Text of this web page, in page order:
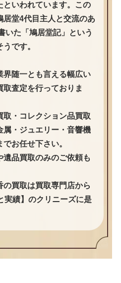
といわれています。この
居堂4代目主人と交流のあ
いた「鳩居堂記」という
です。
界随一とも言える幅広い
査定を行っておりま
取・コレクション品買取
属・ジュエリー・音響機
お任せ下さい。
遺品買取のみのご依頼も
の買取は買取専門店から
実績】のクリニーズに是